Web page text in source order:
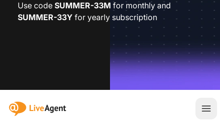
Use code SUMMER-33M for monthly and
SUMMER-33Y for yearly subscription
:site.title